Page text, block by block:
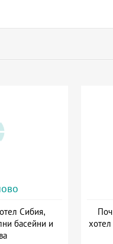
Сибия,
басейни и